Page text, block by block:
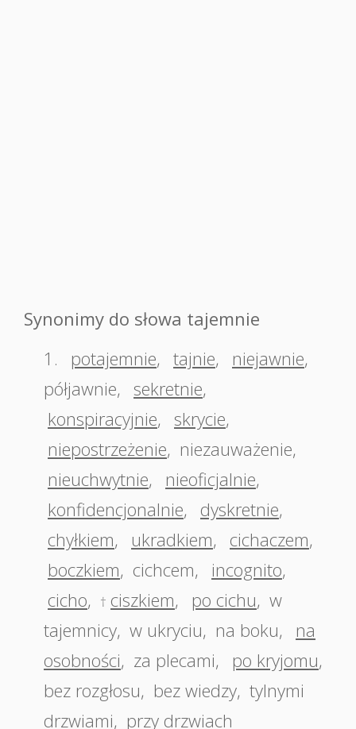
Synonimy do słowa tajemnie
1.
potajemnie, tajnie, niejawnie,
półjawnie, sekretnie,
konspiracyjnie, skrycie,
niepostrzeżenie, niezauważenie,
nieuchwytnie, nieoficjalnie,
konfidencjonalnie, dyskretnie,
chyłkiem, ukradkiem, cichaczem,
boczkiem, cichcem, incognito,
cicho, † ciszkiem, po cichu, w
tajemnicy, w ukryciu, na boku,
na
osobności, za plecami, po kryjomu,
bez rozgłosu, bez wiedzy, tylnymi
drzwiami, przy drzwiach